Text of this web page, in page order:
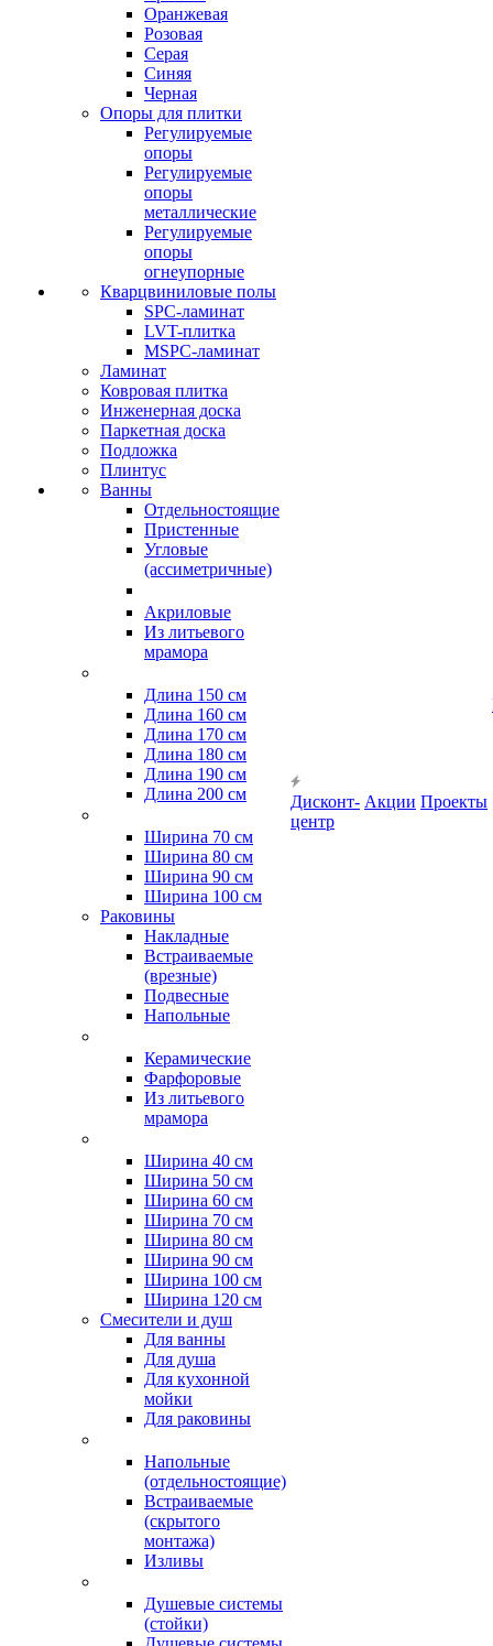
Оранжевая
Розовая
Серая
Синяя
Черная
Опоры для плитки
Регулируемые
опоры
Регулируемые
опоры
металлические
Регулируемые
опоры
огнеупорные
Кварцвиниловые полы
SPC-ламинат
LVT-плитка
MSPC-ламинат
Ламинат
Ковровая плитка
Инженерная доска
Паркетная доска
Подложка
Плинтус
Ванны
Отдельностоящие
Пристенные
Угловые
(ассиметричные)
Акриловые
Из литьевого
мрамора
Длина 150 см
Длина 160 см
Длина 170 см
Длина 180 см
Длина 190 см
Длина 200 см
Ширина 70 см
Ширина 80 см
Ширина 90 см
Ширина 100 см
Раковины
Накладные
Встраиваемые
(врезные)
Подвесные
Напольные
Керамические
Фарфоровые
Из литьевого
мрамора
Ширина 40 см
Ширина 50 см
Ширина 60 см
Ширина 70 см
Ширина 80 см
Ширина 90 см
Ширина 100 см
Ширина 120 см
Смесители и душ
Для ванны
Для душа
Для кухонной
мойки
Для раковины
Напольные
(отдельностоящие)
Встраиваемые
(скрытого
монтажа)
Изливы
Душевые системы
(стойки)
Дисконт-
центр
Акции Проекты